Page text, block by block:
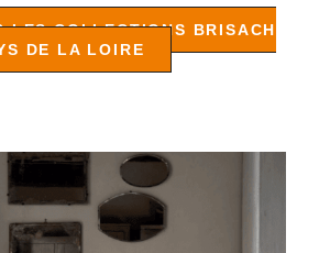
LES COLLECTIONS BRISACH
DE LA LOIRE